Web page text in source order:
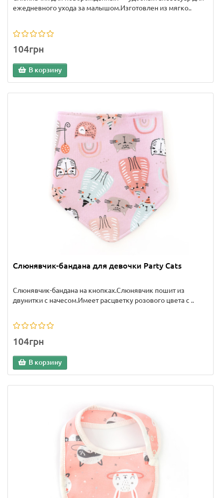
ежедневного ухода за малышом.Изготовлен из мягко..
104грн
В корзину
Слюнявчик-бандана для девочки Party Cats
Слюнявчик-бандана на кнопках.Слюнявчик пошит из
двунитки с начесом.Имеет расцветку розового цвета с ..
104грн
В корзину